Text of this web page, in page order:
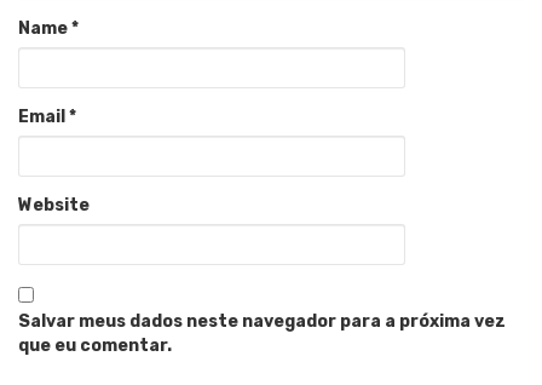
Name*
Email *
Website
Salvar meus dados neste navegador para a próxima vez
que eu comentar.